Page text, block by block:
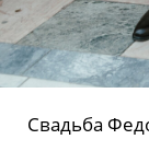
Свадьба